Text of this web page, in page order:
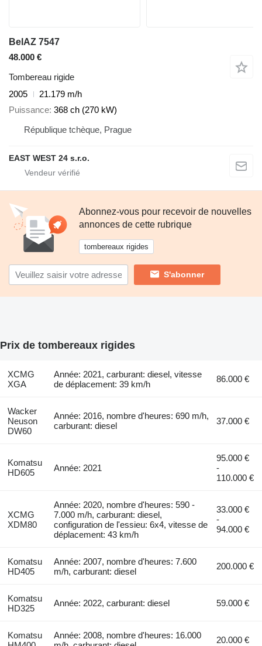
BelAZ 7547
48.000 €
Tombereau rigide
2005
21.179 m/h
Puissance 368 ch (270 kW)
République tchèque, Prague
EAST WEST 24 s.r.o.
Abonnez-vous pour recevoir de nouvelles
annonces de cette rubrique
tombereaux rigides
S'abonner
Prix de tombereaux rigides
XCMG
XGA
Année: 2021, carburant: diesel, vitesse
de déplacement: 39 km/h
86.000 €
Wacker
Neuson
DW60
Année: 2016, nombre d'heures: 690 m/h,
carburant: diesel
37.000 €
Komatsu
HD605
Année: 2021
95.000 €
-
110.000 €
XCMG
XDM80
Année: 2020, nombre d'heures: 590 -
7.000 m/h, carburant: diesel,
configuration de l'essieu: 6x4, vitesse de
déplacement: 43 km/h
33.000 €
-
94.000 €
Komatsu
HD405
Année: 2007, nombre d'heures: 7.600
m/h, carburant: diesel
200.000 €
Komatsu
HD325
Année: 2022, carburant: diesel 59.000 €
Komatsu
Année: 2008, nombre d'heures: 16.000
20.000 €